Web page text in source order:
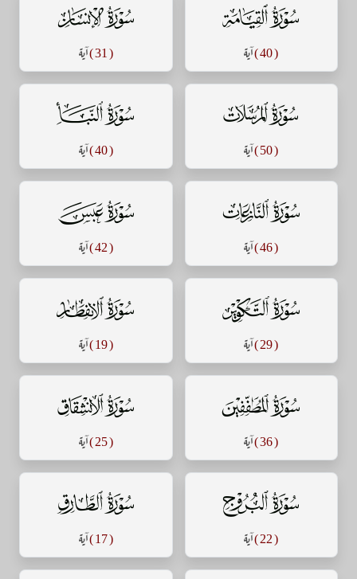
سورة القيامة
( 40 ) آية
سورة الإنسان
( 31 ) آية
سورة المرسلات
( 50 ) آية
سورة النبأ
( 40 ) آية
سورة النازعات
( 46 ) آية
سورة عبس
( 42 ) آية
سورة التكوير
( 29 ) آية
سورة الإنفطار
( 19 ) آية
سورة المطففين
( 36 ) آية
سورة الإنشقاق
( 25 ) آية
سورة البروج
( 22 ) آية
سورة الطارق
( 17 ) آية